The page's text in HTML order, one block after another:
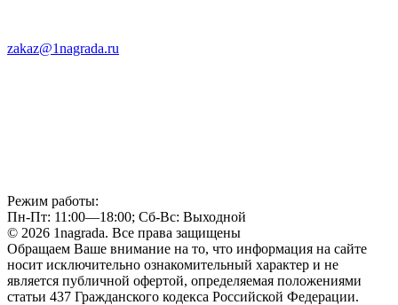
zakaz@1nagrada.ru
Режим работы:
Пн-Пт: 11:00—18:00; Сб-Вс: Выходной
© 2026 1nagrada. Все права защищены
Обращаем Ваше внимание на то, что информация на сайте
носит исключительно ознакомительный характер и не
является публичной офертой, определяемая положениями
статьи 437 Гражданского кодекса Российской Федерации.